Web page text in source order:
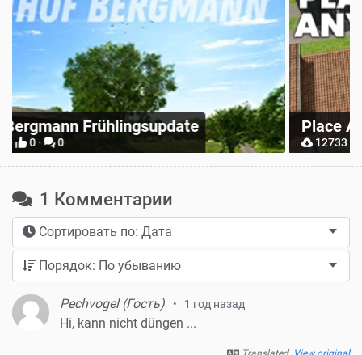
Place Anywhere
12733 ·
1 Комментарии
Сортировать по: Дата
Порядок: По убыванию
Pechvogel (Гость) 1 год назад
Hi, kann nicht düngen ...